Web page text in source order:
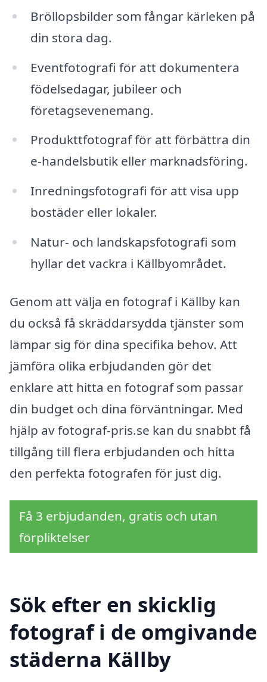
Bröllopsbilder som fångar kärleken på
din stora dag.
Eventfotografi för att dokumentera
födelsedagar, jubileer och
företagsevenemang.
Produkttfotograf för att förbättra din
e-handelsbutik eller marknadsföring.
Inredningsfotografi för att visa upp
bostäder eller lokaler.
Natur- och landskapsfotografi som
hyllar det vackra i Källbyområdet.
Genom att välja en fotograf i Källby kan
du också få skräddarsydda tjänster som
lämpar sig för dina specifika behov. Att
jämföra olika erbjudanden gör det
enklare att hitta en fotograf som passar
din budget och dina förväntningar. Med
hjälp av fotograf-pris.se kan du snabbt få
tillgång till flera erbjudanden och hitta
den perfekta fotografen för just dig.
Få 3 erbjudanden, gratis och utan
förpliktelser
Sök efter en skicklig
fotograf i de omgivande
städerna Källby